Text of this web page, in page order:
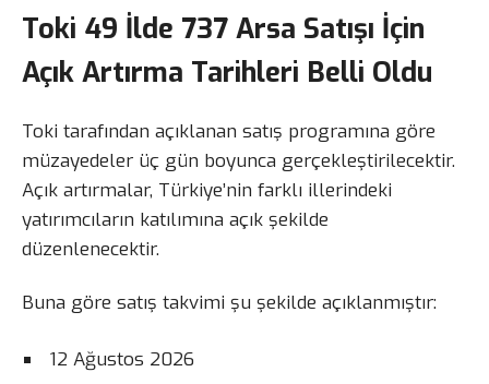
Toki 49 İlde 737 Arsa Satışı İçin
Açık Artırma Tarihleri Belli Oldu
Toki tarafından açıklanan satış programına göre
müzayedeler üç gün boyunca gerçekleştirilecektir.
Açık artırmalar, Türkiye’nin farklı illerindeki
yatırımcıların katılımına açık şekilde
düzenlenecektir.
Buna göre satış takvimi şu şekilde açıklanmıştır:
12 Ağustos 2026